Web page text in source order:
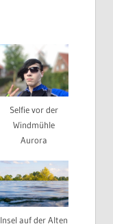
Selfie vor der
Windmühle
Aurora
Insel auf der Alten